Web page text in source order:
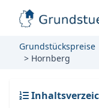
Grundstückspreise
Hornberg